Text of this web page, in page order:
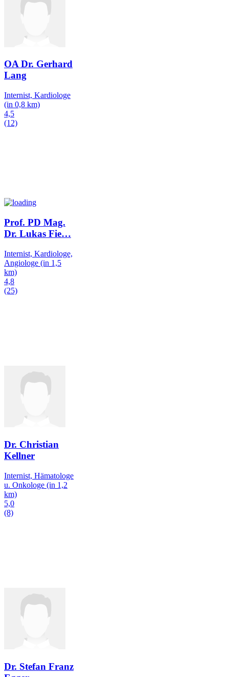
OA Dr. Gerhard
Lang
Internist, Kardiologe
(in 0,8 km)
4,5
(12)
Prof. PD Mag.
Dr. Lukas Fie…
Internist, Kardiologe,
Angiologe (in 1,5
km)
4,8
(25)
Dr. Christian
Kellner
Internist, Hämatologe
u. Onkologe (in 1,2
km)
5,0
(8)
Dr. Stefan Franz